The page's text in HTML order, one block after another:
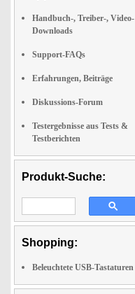
Handbuch-, Treiber-, Video-
Downloads
Support-FAQs
Erfahrungen, Beiträge
Diskussions-Forum
Testergebnisse aus Tests &
Testberichten
Produkt-Suche:
Shopping:
Beleuchtete USB-Tastaturen